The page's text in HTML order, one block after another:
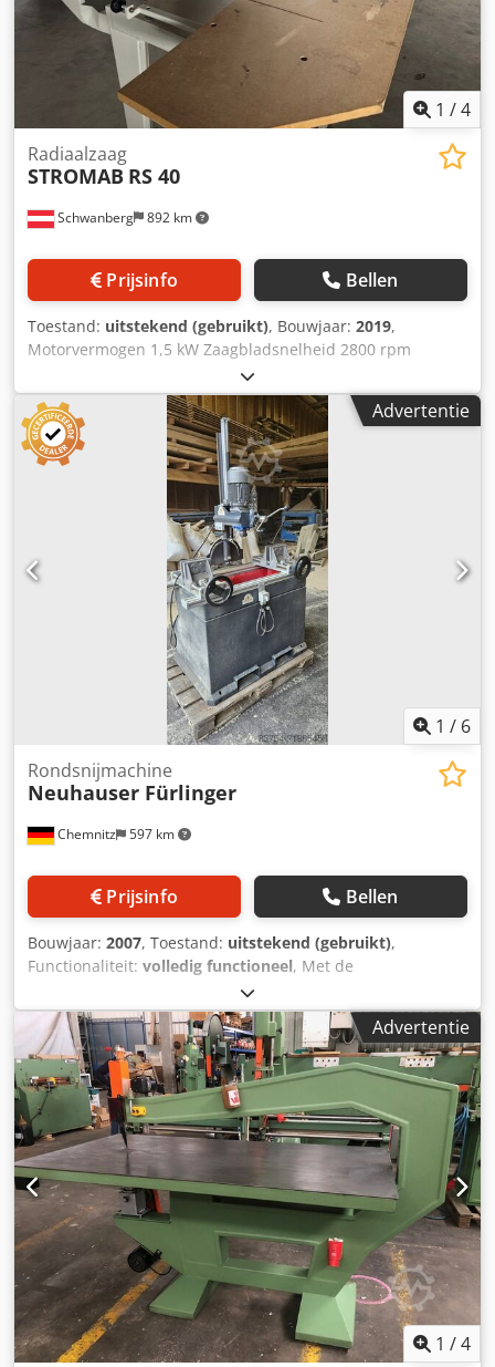
1 /4
Schwanberg 892 km
Radiaalzaag
STROMAB RS 40
Prijsinfo Bellen
Toestand: uitstekend (gebruikt), Bouwjaar: 2019,
Motorvermogen 1,5 kW Zaagbladsnelheid 2800 rpm
Zaagblad DM 250 mm Codoulzchopfx Agmjha Boring
zaagblad 30 mm Zaaglengte 400 mm (met 20 mm
werkstukdikte) Snijlengte bij 45 graden 230 mm Zaagdiepte
65 mm Arm zwenkvergrendeling +/- 45 graden Gewicht 140
kg Motor beveiligingsschakelaar Rem motor
Noodstopschakelaar CE inclusief stofafzuigkap voor
afzuigaansluiting DM 120 mm Opmerking voor gebruikte
machines: - Onder voorbehoud van fouten in technische
specificaties en voorafgaande verkoop. - Vermelde prijzen
zijn af locatie - gratis laden! - De machines zijn
schoongemaakt en functioneel getest. - Alle machines
worden gekocht zoals gezien zonder enige garantie. De
koper is vrij om de machines ter plaatse te inspecteren. -
Speciale afspraken zijn alleen schriftelijk mogelijk. (We
beantwoorden alleen aanvragen met uw adres en
Advertentie
1 / 6
Chemnitz 597 km
Rondsnijmachine
Neuhauser Fürlinger
Prijsinfo Bellen
Bouwjaar: 2007, Toestand: uitstekend (gebruikt),
Functionaliteit: volledig functioneel, Met de
rondgatzaagmachine worden doorlopende gaten in het
hout gezaagd voor het samenstellen van meerdere houten
delen. Codpfey Tmywex Agmoha
Advertentie
1 /4